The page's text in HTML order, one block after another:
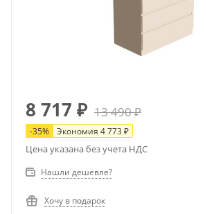
8 717 ₽ 13 490₽
-35% Экономия 4 773 ₽
Цена указана без учета НДС
Нашли дешевле?
Хочу в подарок